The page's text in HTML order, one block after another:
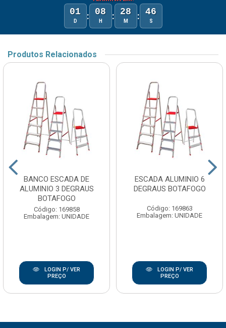
01
D : 08
H : 28
M : 46
S
Produtos Relacionados
BANCO ESCADA DE
ALUMINIO 3 DEGRAUS
BOTAFOGO
Código: 169858
Embalagem: UNIDADE
LOGIN P/ VER
PREÇO
ESCADA ALUMINIO 6
DEGRAUS BOTAFOGO
Código: 169863
Embalagem: UNIDADE
LOGIN P/ VER
PREÇO